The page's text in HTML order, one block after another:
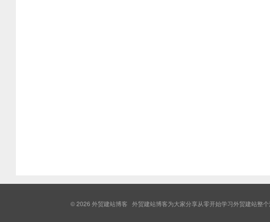
© 2026 外贸建站博客 外贸建站博客为大家分享从零开始学习外贸建站整